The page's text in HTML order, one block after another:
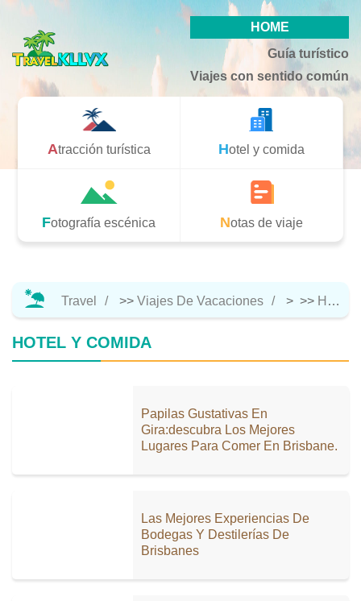
HOME
Guía turístico
Viajes con sentido común
Atracción turística Hotel y comida
Fotografía escénica Notas de viaje
Travel >> Viajes De Vacaciones > >> Hotel Y Comida
HOTEL Y COMIDA
Papilas Gustativas En
Gira:descubra Los Mejores
Lugares Para Comer En Brisbane.
Las Mejores Experiencias De
Bodegas Y Destilerías De
Brisbanes